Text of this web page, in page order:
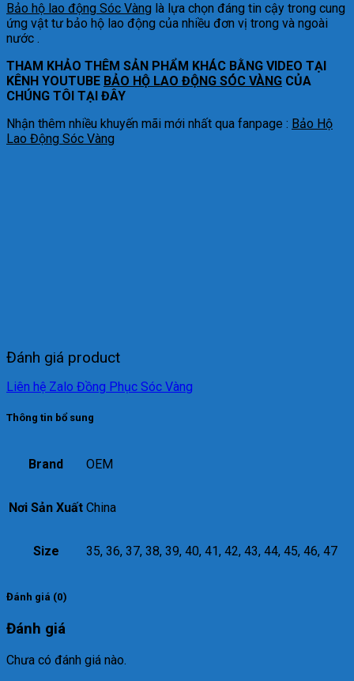
Bảo hộ lao động Sóc Vàng là lựa chọn đáng tin cậy trong cung
ứng vật tư bảo hộ lao động của nhiều đơn vị trong và ngoài
nước .
THAM KHẢO THÊM SẢN PHẨM KHÁC BẰNG VIDEO TẠI
KÊNH YOUTUBE BẢO HỘ LAO ĐỘNG SÓC VÀNG CỦA
CHÚNG TÔI TẠI ĐÂY
Nhận thêm nhiều khuyến mãi mới nhất qua fanpage : Bảo Hộ
Lao Động Sóc Vàng
Đánh giá product
Liên hệ Zalo Đồng Phục Sóc Vàng
Thông tin bổ sung
Brand OEM
Nơi Sản Xuất China
Size 35, 36, 37, 38, 39, 40, 41, 42, 43, 44, 45, 46, 47
Đánh giá (0)
Đánh giá
Chưa có đánh giá nào.